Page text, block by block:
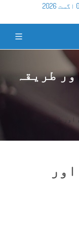
طریقہ
طریقہ